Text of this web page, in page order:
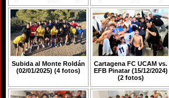
Subida al Monte Roldán
(02/01/2025) (4 fotos)
Cartagena FC UCAM vs.
EFB Pinatar (15/12/2024)
(2 fotos)